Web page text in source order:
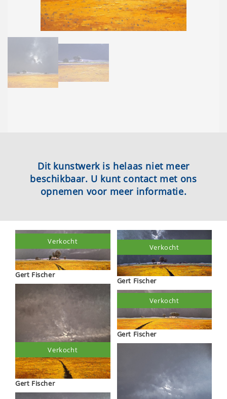
Dit kunstwerk is helaas niet meer
beschikbaar. U kunt contact met ons
opnemen voor meer informatie.
Gert Fischer
Verkocht
Gert Fischer
Verkocht
Gert Fischer
Verkocht
Gert Fischer
Verkocht